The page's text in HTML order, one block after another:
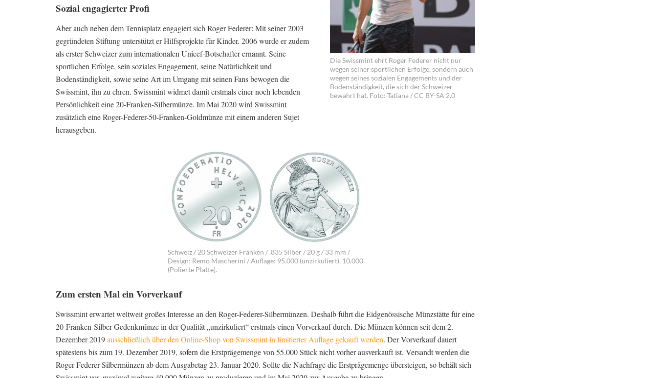
Die Swissmint ehrt Roger Federer nicht nur
wegen seiner sportlichen Erfolge, sondern auch
wegen seines sozialen Engagements und der
Bodenständigkeit, die sich der Schweizer
bewahrt hat. Foto: Tatiana / CC BY-SA 2.0
Sozial engagierter Profi
Aber auch neben dem Tennisplatz engagiert sich Roger Federer: Mit seiner 2003
gegründeten Stiftung unterstützt er Hilfsprojekte für Kinder. 2006 wurde er zudem
als erster Schweizer zum internationalen Unicef-Botschafter ernannt. Seine
sportlichen Erfolge, sein soziales Engagement, seine Natürlichkeit und
Bodenständigkeit, sowie seine Art im Umgang mit seinen Fans bewogen die
Swissmint, ihn zu ehren. Swissmint widmet damit erstmals einer noch lebenden
Persönlichkeit eine 20-Franken-Silbermünze. Im Mai 2020 wird Swissmint
zusätzlich eine Roger-Federer-50-Franken-Goldmünze mit einem anderen Sujet
herausgeben.
Schweiz / 20 Schweizer Franken / .835 Silber / 20 g / 33 mm /
Design: Remo Mascherini / Auflage: 95.000 (unzirkuliert), 10.000
(Polierte Platte).
Zum ersten Mal ein Vorverkauf
Swissmint erwartet weltweit großes Interesse an den Roger-Federer-Silbermünzen. Deshalb führt die Eidgenössische Münzstätte für eine
20-Franken-Silber-Gedenkmünze in der Qualität „unzirkuliert“ erstmals einen Vorverkauf durch. Die Münzen können seit dem 2.
Dezember 2019ausschließlich über den Online-Shop von Swissmint in limitierter Auflage gekauft werden. Der Vorverkauf dauert
spätestens bis zum 19. Dezember 2019, sofern die Erstprägemenge von 55.000 Stück nicht vorher ausverkauft ist. Versandt werden die
Roger-Federer-Silbermünzen ab dem Ausgabetag 23. Januar 2020. Sollte die Nachfrage die Erstprägemenge übersteigen, so behält sich